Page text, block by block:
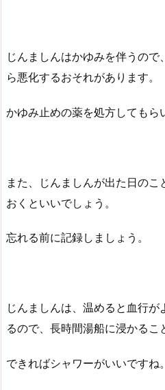
じんましんはかゆみを伴うの
ら悪化するおそれがあります。
かゆみ止めの薬を処方してもら
また、じんましんが出た日の
おくといいでしょう。
忘れる前に記録しましょう。
じんましんは、温めると血行
るので、長時間湯船に浸かるこ
できればシャワーがいいですね。